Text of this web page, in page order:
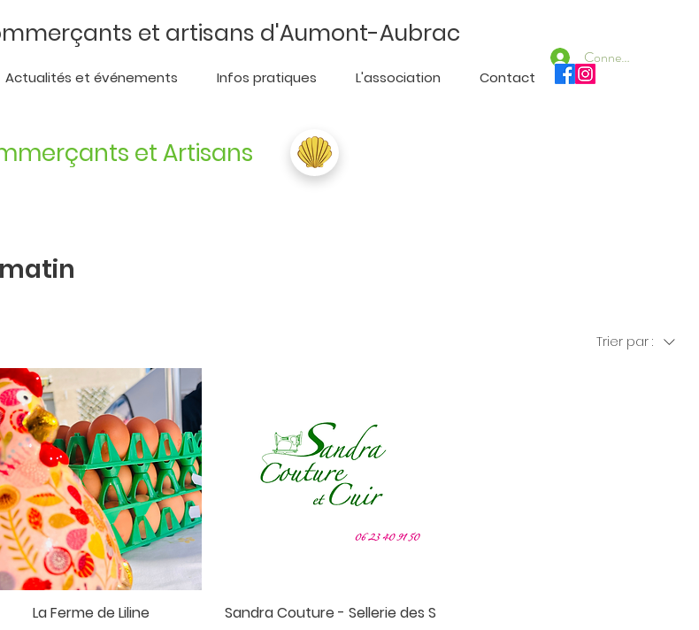
et artisans d'Aumont-Aubrac
Connexion
Actualités et événements Infos pratiques L'association Contact
et Artisans
Trier par :
La Ferme de Liline Sandra Couture - Sellerie des S